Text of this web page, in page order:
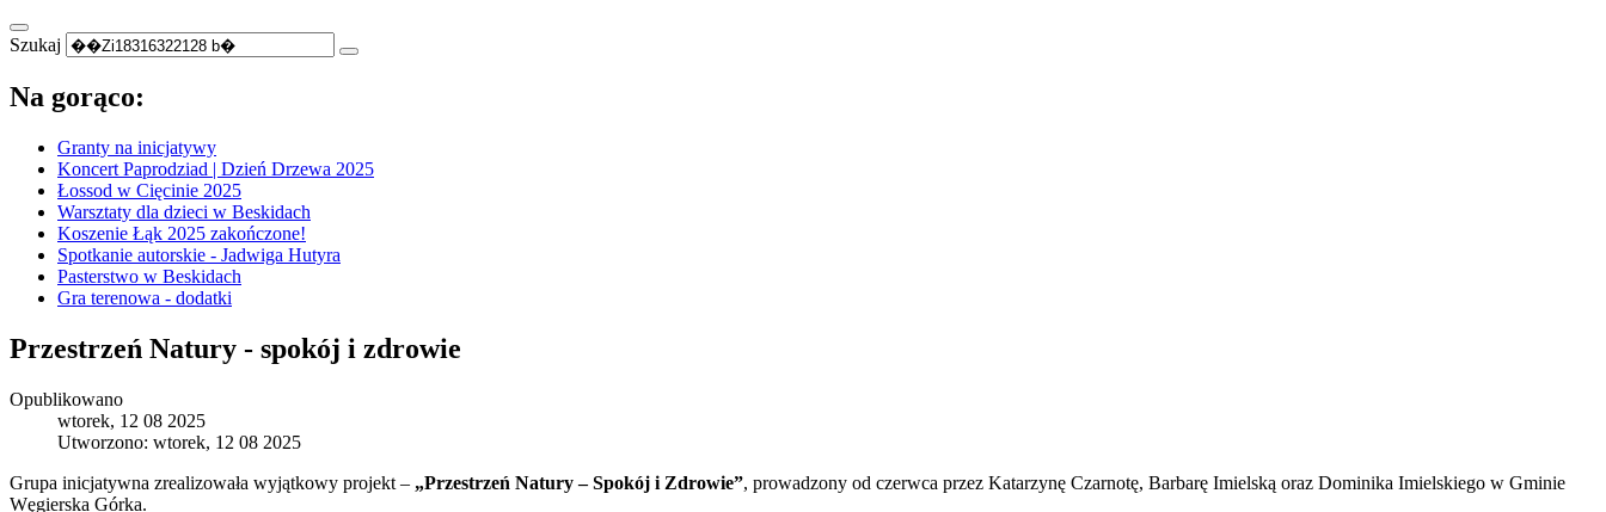
Szukaj
Na gorąco:
Granty na inicjatywy
Koncert Paprodziad | Dzień Drzewa 2025
Łossod w Cięcinie 2025
Warsztaty dla dzieci w Beskidach
Koszenie Łąk 2025 zakończone!
Spotkanie autorskie - Jadwiga Hutyra
Pasterstwo w Beskidach
Gra terenowa - dodatki
Przestrzeń Natury - spokój i zdrowie
Opublikowano
wtorek, 12 08 2025
Utworzono: wtorek, 12 08 2025
Grupa inicjatywna zrealizowała wyjątkowy projekt – „Przestrzeń Natury – Spokój i Zdrowie”, prowadzony od czerwca przez Katarzynę Czarnotę, Barbarę Imielską oraz Dominika Imielskiego w Gminie
Węgierska Górka.